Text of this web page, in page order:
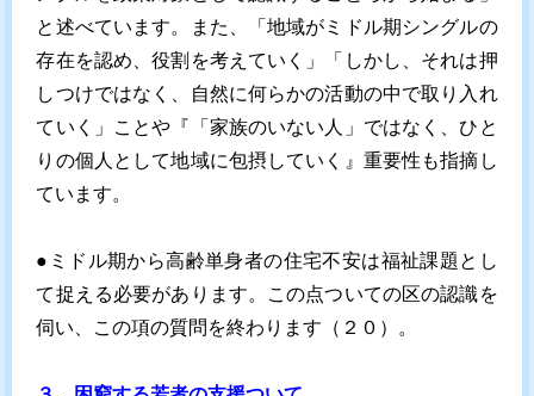
と述べています。また、「地域がミドル期シングルの
存在を認め、役割を考えていく」「しかし、それは押
しつけではなく、自然に何らかの活動の中で取り入れ
ていく」ことや『「家族のいない人」ではなく、ひと
りの個人として地域に包摂していく』重要性も指摘し
ています。
●ミドル期から高齢単身者の住宅不安は福祉課題とし
て捉える必要があります。この点ついての区の認識を
伺い、この項の質問を終わります（２０）。